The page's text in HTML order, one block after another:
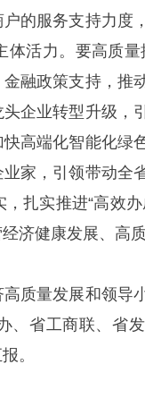
的服务支持力度
活力。要高质量
融政策支持，推
企业转型升级，
高端化智能化绿
家，引领带动全
扎实推进“高效
济健康发展、高质
质量发展和领导
、省工商联、省
。